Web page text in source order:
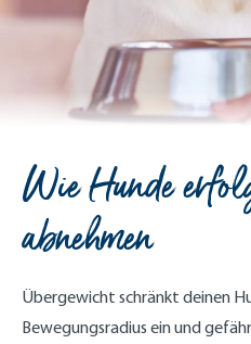
Wie Hunde
abnehmen
Übergewicht schränkt deinen
Bewegungsradius ein und